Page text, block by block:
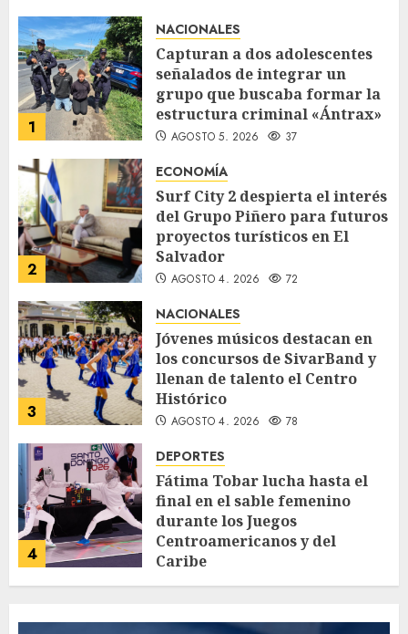
1
NACIONALES
Capturan a dos adolescentes
señalados de integrar un
grupo que buscaba formar la
estructura criminal «Ántrax»
AGOSTO 5, 2026 37
2
ECONOMÍA
Surf City 2 despierta el interés
del Grupo Piñero para futuros
proyectos turísticos en El
Salvador
AGOSTO 4, 2026 72
3
NACIONALES
Jóvenes músicos destacan en
los concursos de SivarBand y
llenan de talento el Centro
Histórico
AGOSTO 4, 2026 78
4
DEPORTES
Fátima Tobar lucha hasta el
final en el sable femenino
durante los Juegos
Centroamericanos y del
Caribe
AGOSTO 4, 2026 56